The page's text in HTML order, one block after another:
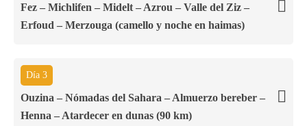
Fez – Michlifen – Midelt – Azrou – Valle del Ziz –
Erfoud – Merzouga (camello y noche en haimas)
Día 3
Ouzina – Nómadas del Sahara – Almuerzo bereber –
Henna – Atardecer en dunas (90 km)